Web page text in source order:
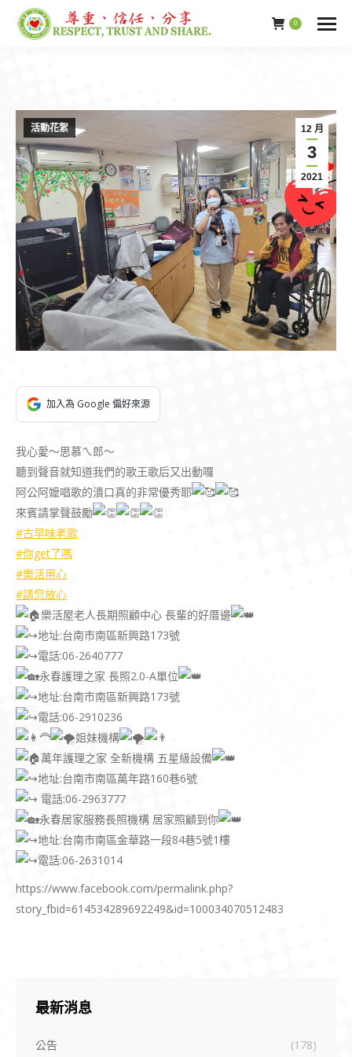
0
12 月
3
2021
活動花絮
加入為 Google 偏好來源
我心愛～思慕ㄟ郎～
聽到聲音就知道我們的歌王歌后又出動囉
阿公阿嬤唱歌的潰口真的非常優秀耶
來賓請掌聲鼓勵
#古早味老歌
#你get了嗎
#樂活用心
#請您放心
樂活屋老人長期照顧中心 長輩的好厝邊
地址:台南市南區新興路173號
電話:06-2640777
永春護理之家 長照2.0-A單位
地址:台南市南區新興路173號
電話:06-2910236
姐妹機構
萬年護理之家 全新機構 五星級設備
地址:台南市南區萬年路160巷6號
電話:06-2963777
永春居家服務長照機構 居家照顧到你
地址:台南市南區金華路一段84巷5號1樓
電話:06-2631014
https://www.facebook.com/permalink.php?
story_fbid=614534289692249&id=100034070512483
最新消息
公告 (178)